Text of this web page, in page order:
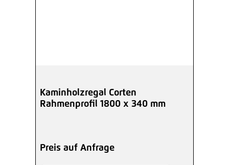
Kaminholzregal Corten
Rahmenprofil 1800 x 340 mm
Preis auf Anfrage